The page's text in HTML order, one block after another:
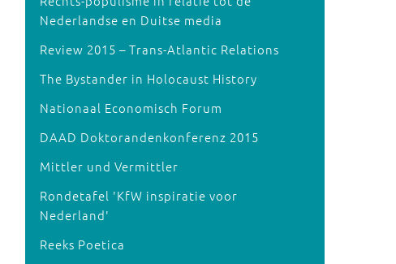
Nederlandse en Duitse media
Review 2015 – Trans-Atlantic Relations
The Bystander in Holocaust History
Nationaal Economisch Forum
DAAD Doktorandenkonferenz 2015
Mittler und Vermittler
Rondetafel 'KfW inspiratie voor
Nederland'
Reeks Poetica